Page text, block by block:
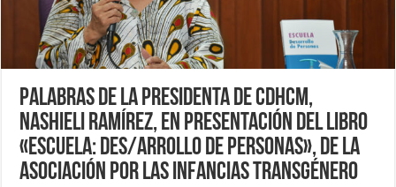
Palabras de la Presidenta de CDHCM,
Nashieli Ramírez, en presentación del libro
«Escuela: Des/arrollo de Personas», de la
Asociación por las Infancias Transgénero